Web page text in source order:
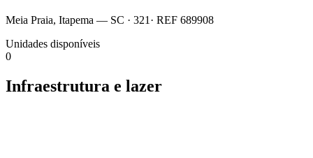
Meia Praia, Itapema — SC · 321 · REF 689908
Unidades disponíveis
0
Infraestrutura e lazer